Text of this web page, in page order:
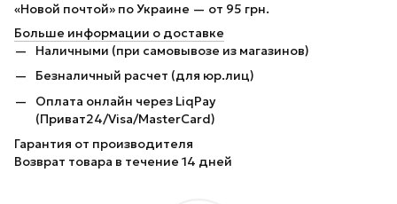
«Новой почтой» по Украине — от 95 грн.
Больше информации о доставке
Наличными (при самовывозе из магазинов)
Безналичный расчет (для юр.лиц)
Оплата онлайн через LiqPay
(Приват24/Visa/MasterCard)
Гарантия от производителя
Возврат товара в течение 14 дней